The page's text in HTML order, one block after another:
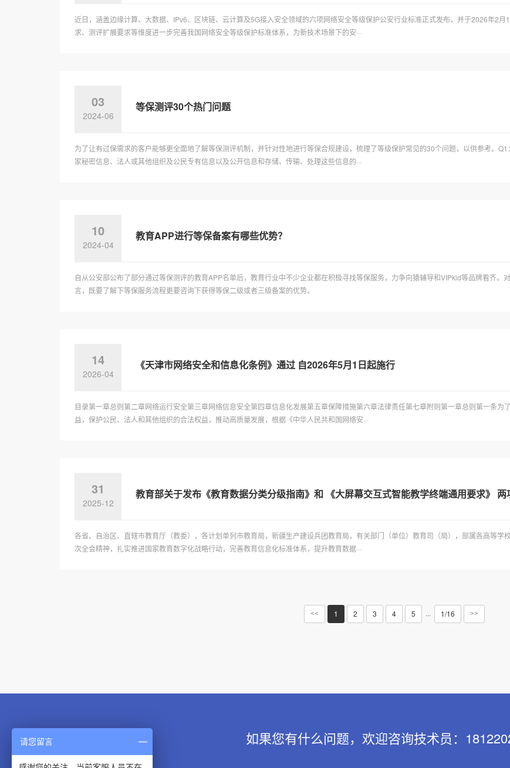
近日，涵盖边缘计算、大数据、IPv6、区块链、云计算及5G接入安全领域的六项网络安全等级保护公安行业标准正式发布，并于2026年2
求、测评扩展要求等维度进一步完善我国网络安全等级保护标准体系，为新技术场景下的安···
03
2024-06
等保测评30个热门问题
为了让有过保需求的客户能够更全面地了解等保测评机制，并针对性地进行等保合规建设，梳理了等级保护常见的30个问题，以供参考。
家秘密信息、法人或其他组织及公民专有信息以及公开信息和存储、传输、处理这些信息的···
10
2024-04
教育APP进行等保备案有哪些优势？
自从公安部公布了部分通过等保测评的教育APP名单后，教育行业中不少企业都在积极寻找等保服务，力争向猿辅导和VIPkid等品牌看齐
言，既要了解下等保服务流程更要咨询下获得等保二级或者三级备案的优势。
14
2026-04
《天津市网络安全和信息化条例》通过 自2026年5月1日起施行
目录第一章总则第二章网络运行安全第三章网络信息安全第四章信息化发展第五章保障措施第六章法律责任第七章附则第一章总则第一条
益，保护公民、法人和其他组织的合法权益，推动高质量发展，根据《中华人民共和国网络安···
31
2025-12
教育部关于发布《教育数据分类分级指南》和 《大屏幕交互式智能教学终端通用要求》
各省、自治区、直辖市教育厅（教委），各计划单列市教育局，新疆生产建设兵团教育局，有关部门（单位）教育司（局），部属各高等
次全会精神，扎实推进国家教育数字化战略行动，完善教育信息化标准体系，提升教育数据···
<< 1 2 3 4 5 ··· 1/16 >>
如果您有什么问题，欢迎咨询技术员：
请您留言